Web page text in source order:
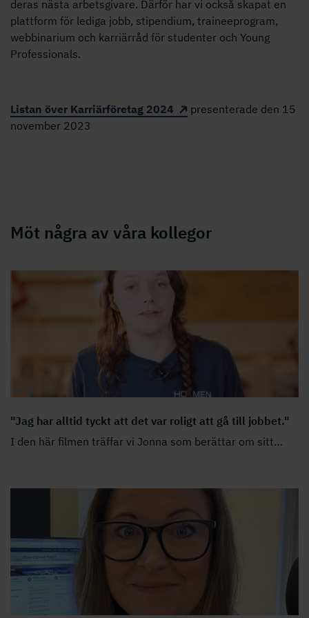
deras nästa arbetsgivare. Därför har vi också skapat en
plattform för lediga jobb, stipendium, traineeprogram,
webbinarium och karriärråd för studenter och Young
Professionals.
Listan över Karriärföretag 2024
presenterade den 15
november 2023
Möt några av våra kollegor
"Jag har alltid tyckt att det var roligt att gå till jobbet."
I den här filmen träffar vi Jonna som berättar om sitt…